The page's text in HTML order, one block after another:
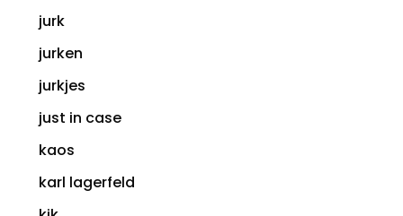
jurk
jurken
jurkjes
just in case
kaos
karl lagerfeld